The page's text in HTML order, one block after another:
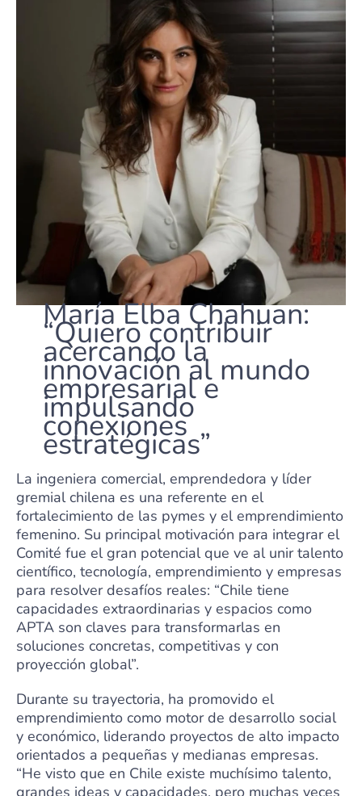
María Elba Chahuan:
“Quiero contribuir
acercando la
innovación al mundo
empresarial e
impulsando
conexiones
estratégicas”
La ingeniera comercial, emprendedora y líder
gremial chilena es una referente en el
fortalecimiento de las pymes y el emprendimiento
femenino. Su principal motivación para integrar el
Comité fue el gran potencial que ve al unir talento
científico, tecnología, emprendimiento y empresas
para resolver desafíos reales: “Chile tiene
capacidades extraordinarias y espacios como
APTA son claves para transformarlas en
soluciones concretas, competitivas y con
proyección global”.
Durante su trayectoria, ha promovido el
emprendimiento como motor de desarrollo social
y económico, liderando proyectos de alto impacto
orientados a pequeñas y medianas empresas.
“He visto que en Chile existe muchísimo talento,
grandes ideas y capacidades, pero muchas veces